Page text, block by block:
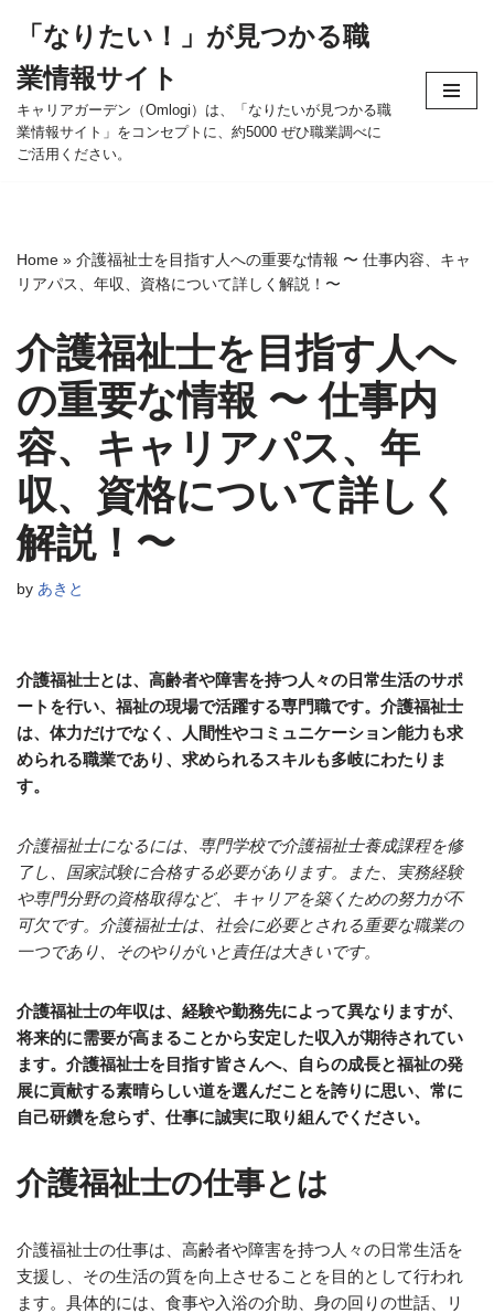
ン
テ
ン
ツ
ッ
プ
「なりたい！」が見つかる職
業情報サイト
キャリアガーデン（Omlogi）は、「なりたいが見つかる職
業情報サイト」をコンセプトに、約5000 ぜひ職業調べに
ご活用ください。
Home » 介護福祉士を目指す人への重要な情報 〜 仕事内容、キャ
リアパス、年収、資格について詳しく解説！〜
介護福祉士を目指す人へ
の重要な情報 〜 仕事内
容、キャリアパス、年
収、資格について詳しく
解説！〜
by あきと
介護福祉士とは、高齢者や障害を持つ人々の日常生活のサポ
ートを行い、福祉の現場で活躍する専門職です。介護福祉士
は、体力だけでなく、人間性やコミュニケーション能力も求
められる職業であり、求められるスキルも多岐にわたりま
す。
介護福祉士になるには、専門学校で介護福祉士養成課程を修
了し、国家試験に合格する必要があります。また、実務経験
や専門分野の資格取得など、キャリアを築くための努力が不
可欠です。介護福祉士は、社会に必要とされる重要な職業の
一つであり、そのやりがいと責任は大きいです。
介護福祉士の年収は、経験や勤務先によって異なりますが、
将来的に需要が高まることから安定した収入が期待されてい
ます。介護福祉士を目指す皆さんへ、自らの成長と福祉の発
展に貢献する素晴らしい道を選んだことを誇りに思い、常に
自己研鑽を怠らず、仕事に誠実に取り組んでください。
介護福祉士の仕事とは
介護福祉士の仕事は、高齢者や障害を持つ人々の日常生活を
支援し、その生活の質を向上させることを目的として行われ
ます。具体的には、食事や入浴の介助、身の回りの世話、リ